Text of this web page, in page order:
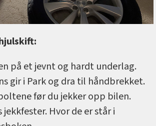
på et jevnt og hardt underlag.
gir i Park og dra til håndbrekket.
før du jekker opp bilen.
jekkfester. Hvor de er står i